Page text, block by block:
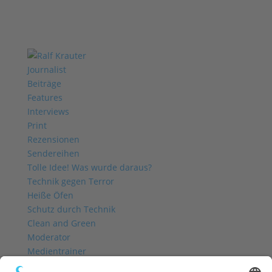
Journalist
Beiträge
Features
Interviews
Print
Rezensionen
Sendereihen
Tolle Idee! Was wurde daraus?
Technik gegen Terror
Heiße Öfen
Schutz durch Technik
Clean and Green
Moderator
Medientrainer